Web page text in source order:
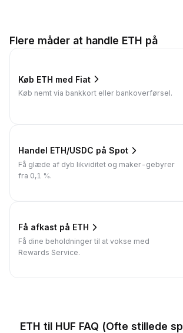
Flere måder at handle ETH på
Køb ETH med Fiat
Køb nemt via bankkort eller bankoverførsel.
Handel ETH/USDC på Spot
Få glæde af dyb likviditet og maker-gebyrer
fra 0,1 %.
Få afkast på ETH
Få dine beholdninger til at vokse med
Rewards Service.
ETH til HUF FAQ (Ofte stillede